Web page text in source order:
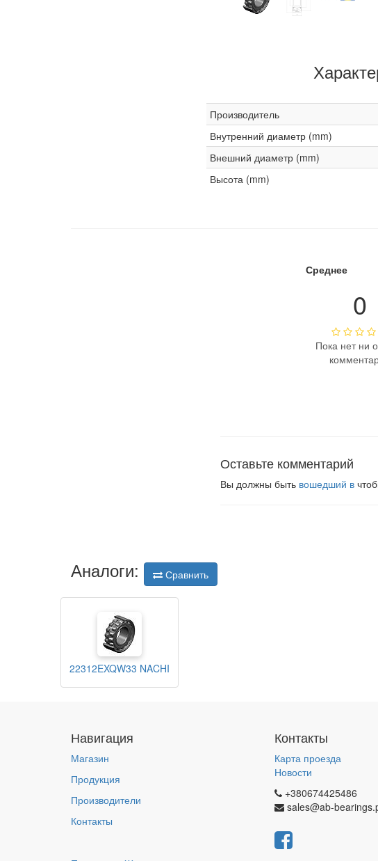
Производитель
Внутренний диаметр (mm)
Внешний диаметр (mm)
Высота (mm)
Среднее
0
Пока нет ни
Оставьте комментарий
Вы должны быть вошедший в
Аналоги: Сравнить
22312EXQW33 NACHI
Навигация
Магазин
Продукция
Производители
Контакты
Контакты
Карта проезда
Новости
+380674425486
sales@ab-